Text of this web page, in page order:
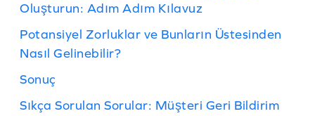
Oluşturun: Adım Adım Kılavuz
Potansiyel Zorluklar ve Bunların Üstesinden
Nasıl Gelinebilir?
Sonuç
Sıkça Sorulan Sorular: Müşteri Geri Bildirim